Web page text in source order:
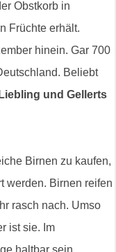
Obstkorb in
Früchte erhält.
hinein. Gar 700
Beliebt
und Gellerts
Birnen zu kaufen,
werden. Birnen reifen
rasch nach. Umso
ist sie. Im
haltbar sein.